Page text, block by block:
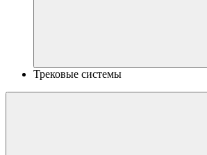
Трековые системы